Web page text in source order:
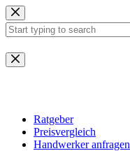
Zum
Inhalt
springen
Keine
Ergebnisse
Ratgeber
Preisvergleich
Handwerker anfragen